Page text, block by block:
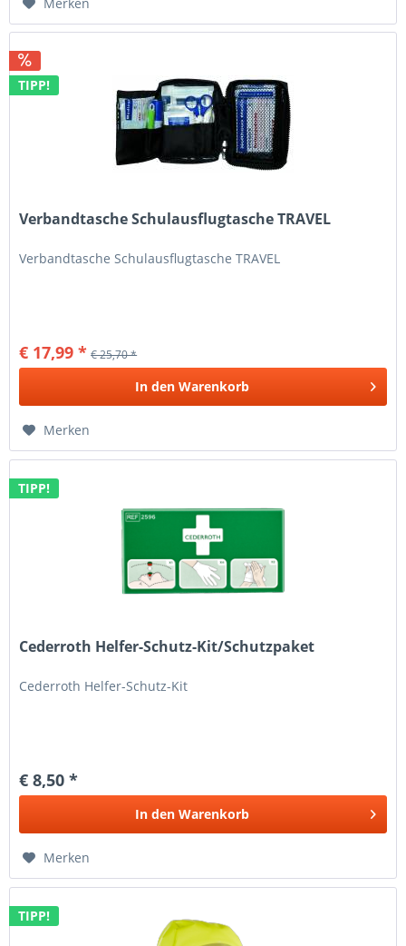
TIPP!
Verbandtasche Schulausflugtasche TRAVEL
Verbandtasche Schulausflugtasche TRAVEL
€ 17,99 * € 25,70 *
In den Warenkorb
Merken
TIPP!
Cederroth Helfer-Schutz-Kit/Schutzpaket
Cederroth Helfer-Schutz-Kit
€ 8,50 *
In den Warenkorb
Merken
TIPP!